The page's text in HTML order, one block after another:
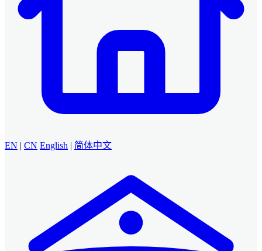
EN | CN English | 简体中文